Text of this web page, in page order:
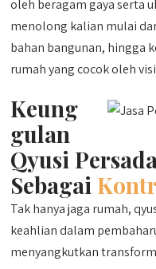
oleh beragam gaya serta
menolong kalian mulai
bahan bangunan, hingga
rumah yang cocok oleh
Keung
gulan
Qyusi
Sebagai
Tak hanya jaga rumah,
keahlian dalam
menyangkutkan